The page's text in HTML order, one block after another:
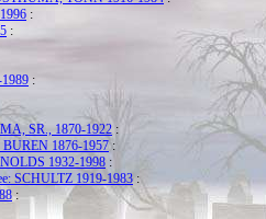
:
:
:
SR., 1870-1922 :
1876-1957:
1932-1998 :
SCHULTZ 1919-1983:
: